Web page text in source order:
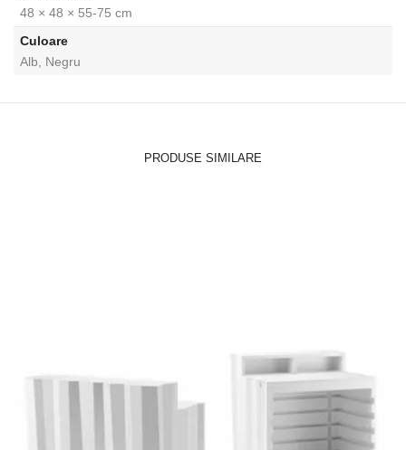
48 × 48 × 55-75 cm
Culoare
Alb, Negru
PRODUSE SIMILARE